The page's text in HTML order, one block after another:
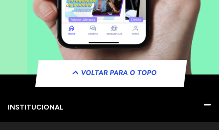
VOLTAR PARA O TOPO
INSTITUCIONAL